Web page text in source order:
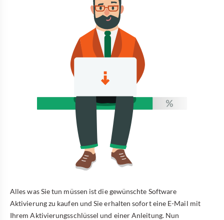
Alles was Sie tun müssen ist die gewünschte Software
Aktivierung zu kaufen und Sie erhalten sofort eine E-Mail mit
Ihrem Aktivierungsschlüssel und einer Anleitung. Nun